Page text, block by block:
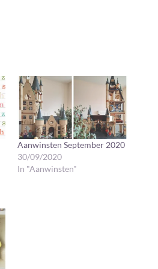
Aanwinsten September 2020
30/09/2020
In "Aanwinsten"